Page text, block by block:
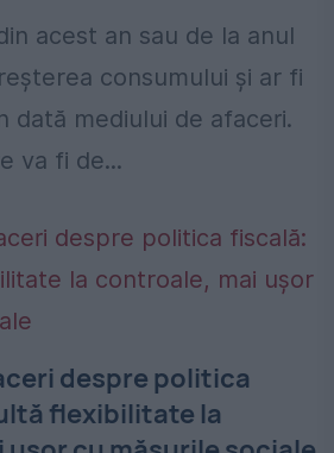
acest an sau de la anul
consumului și ar fi
dată mediului de afaceri.
va fi de...
despre politica
flexibilitate la